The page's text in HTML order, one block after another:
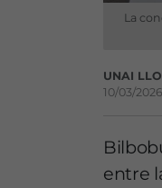
La
UNAI
10/03/
entre